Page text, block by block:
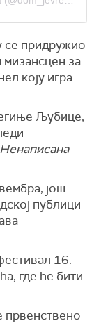
се придружио
за
коју игра
Љубице,
Ненаписана
још
публици
16.
где ће бити
првенствено